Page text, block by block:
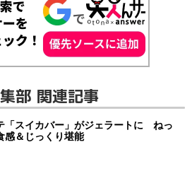
部 関連記事
「スイカバー」がジェラートに ねっ
感＆じっくり堪能